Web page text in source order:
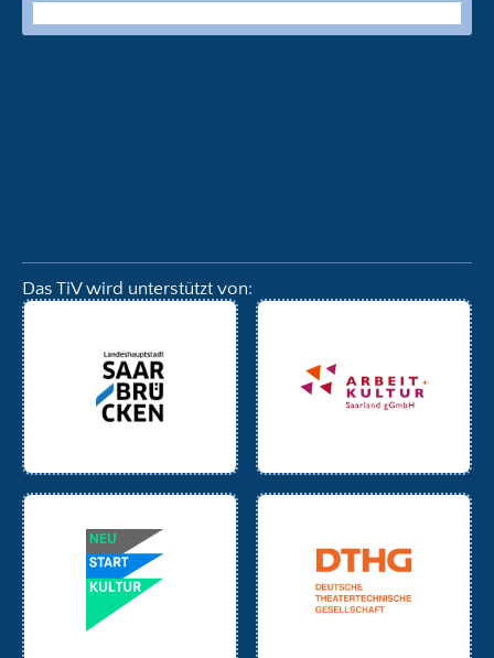
Das TiV wird unterstützt von: